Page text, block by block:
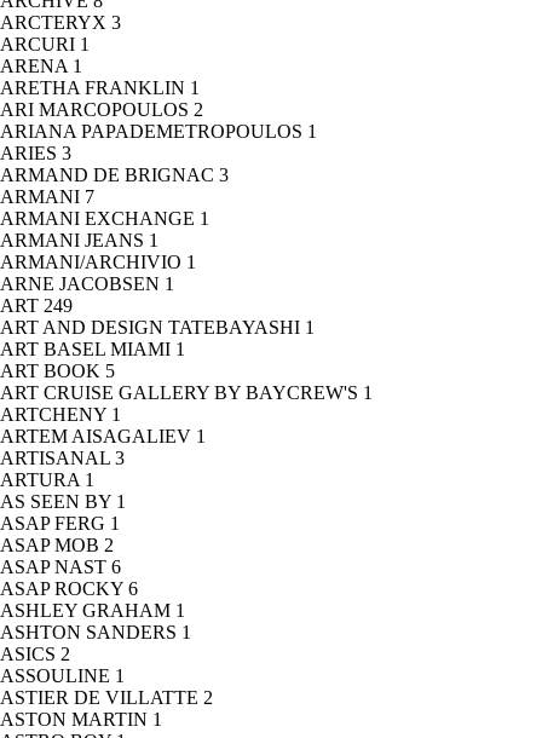
ARCTERYX 3
ARCURI 1
ARENA 1
ARETHA FRANKLIN 1
ARI MARCOPOULOS 2
ARIANA PAPADEMETROPOULOS 1
ARIES 3
ARMAND DE BRIGNAC 3
ARMANI 7
ARMANI EXCHANGE 1
ARMANI JEANS 1
ARMANI/ARCHIVIO 1
ARNE JACOBSEN 1
ART 249
ART AND DESIGN TATEBAYASHI 1
ART BASEL MIAMI 1
ART BOOK 5
ART CRUISE GALLERY BY BAYCREW'S 1
ARTCHENY 1
ARTEM AISAGALIEV 1
ARTISANAL 3
ARTURA 1
AS SEEN BY 1
ASAP FERG 1
ASAP MOB 2
ASAP NAST 6
ASAP ROCKY 6
ASHLEY GRAHAM 1
ASHTON SANDERS 1
ASICS 2
ASSOULINE 1
ASTIER DE VILLATTE 2
ASTON MARTIN 1